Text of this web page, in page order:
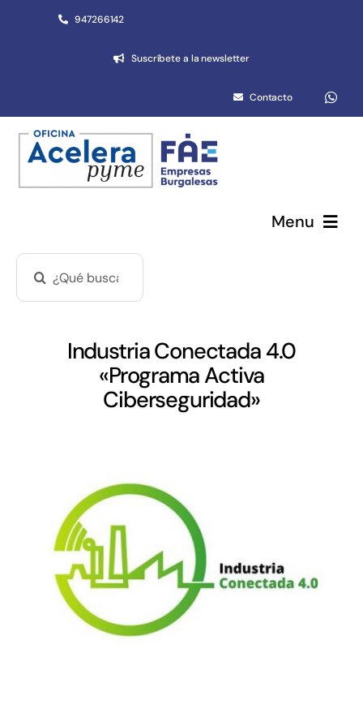
947266142
Suscríbete a la newsletter
Contacto
Menu
Networking
Antena Tecnológica
Conócenos
Industria Conectada 4.0
«Programa Activa
Ciberseguridad»